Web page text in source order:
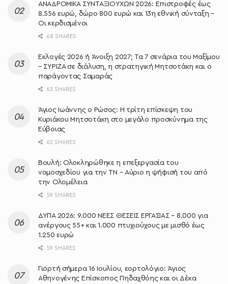
ΑΝΑΔΡΟΜΙΚΑ ΣΥΝΤΑΞΙΟΥΧΩΝ 2026: Επιστροφές έως
8.556 ευρώ, δώρο 800 ευρώ και 13η εθνική σύνταξη –
Οι κερδισμένοι
68 SHARES
Εκλογές 2026 ή Άνοιξη 2027; Τα 7 σενάρια του Μαξίμου
– ΣΥΡΙΖΑ σε διάλυση, η στρατηγική Μητσοτάκη και ο
παράγοντας Σαμαράς
63 SHARES
Άγιος Ιωάννης ο Ρώσος: Η τρίτη επίσκεψη του
Κυριάκου Μητσοτάκη στο μεγάλο προσκύνημα της
Εύβοιας
62 SHARES
Βουλή: Ολοκληρώθηκε η επεξεργασία του
νομοσχεδίου για την ΤΝ – Αύριο η ψήφισή του από
την Ολομέλεια
59 SHARES
ΔΥΠΑ 2026: 9.000 ΝΕΕΣ ΘΕΣΕΙΣ ΕΡΓΑΣΙΑΣ – 8.000 για
ανέργους 55+ και 1.000 πτυχιούχους με μισθό έως
1.250 ευρώ
59 SHARES
Γιορτή σήμερα 16 Ιουλίου, εορτολόγιο: Άγιος
Αθηνογένης Επίσκοπος Πηδαχθόης και οι Δέκα